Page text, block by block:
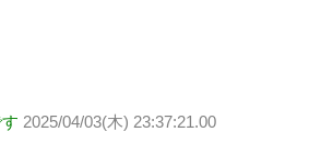
2025/04/03(木) 23:37:21.00